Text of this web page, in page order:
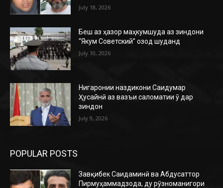
July 18, 2026
Беш аз ҳазор маҳкумшуда аз зиндони
“Якум Советский” озод шуданд
July 10, 2026
Нигаронии наздикони Саидумар
Ҳусайнӣ аз вазъи саломатии ӯ дар
зиндон
July 9, 2026
POPULAR POSTS
Завқибек Саидаминӣ ва Абдусаттор
Пирмуҳаммадзода, ду рӯзноманигори